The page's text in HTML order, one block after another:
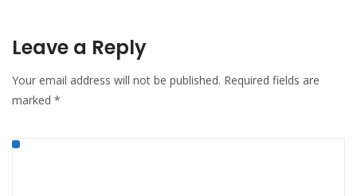
Leave a Reply
Your email address will not be published. Required fields are
marked *